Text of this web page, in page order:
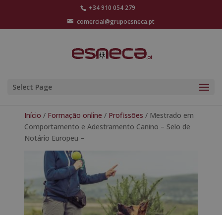
+34 910 054 279
comercial@grupoesneca.pt
Select Page
Início / Formação online / Profissões / Mestrado em
Comportamento e Adestramento Canino – Selo de
Notário Europeu –